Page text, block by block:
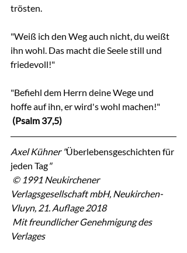
trösten.
"Weiß ich den Weg auch nicht, du weißt
ihn wohl. Das macht die Seele still und
friedevoll!"
"Befiehl dem Herrn deine Wege und
hoffe auf ihn, er wird's wohl machen!"
(Psalm 37,5)
Axel Kühner "Überlebensgeschichten für
jeden Tag"
© 1991 Neukirchener
Verlagsgesellschaft mbH, Neukirchen-
Vluyn, 21. Auflage 2018
Mit freundlicher Genehmigung des
Verlages